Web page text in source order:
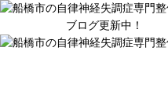
ブログ更新中！